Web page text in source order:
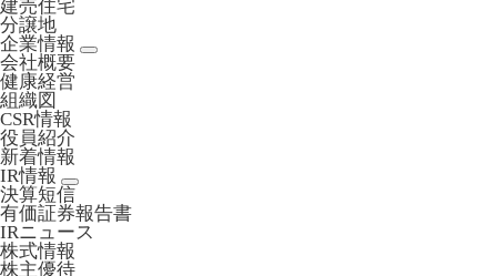
建売住宅
分譲地
企業情報
会社概要
健康経営
組織図
CSR情報
役員紹介
新着情報
IR情報
決算短信
有価証券報告書
IRニュース
株式情報
株主優待